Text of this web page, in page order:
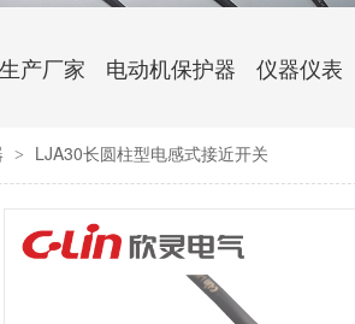
产厂家 电动机保护器 仪器仪表
> LJA30长圆柱型电感式接近开关